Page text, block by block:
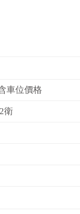
車位價格
衛